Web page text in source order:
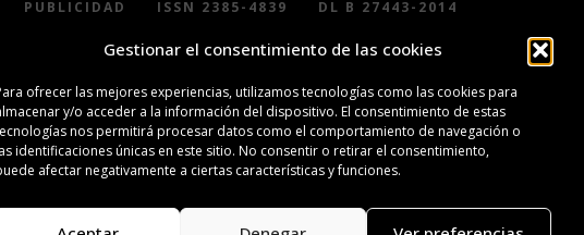
Gestionar el consentimiento de las cookies
ofrecer las mejores experiencias, utilizamos tecnologías como las cookies para
y/o acceder a la información del dispositivo. El consentimiento de estas
nos permitirá procesar datos como el comportamiento de navegación o
identificaciones únicas en este sitio. No consentir o retirar el consentimiento,
afectar negativamente a ciertas características y funciones.
PUBLICIDAD ISSN 2385-4839 DL B 27443-2014